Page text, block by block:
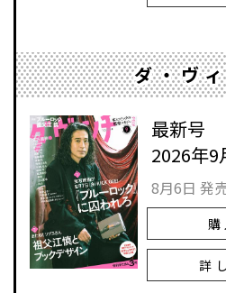
ダ・ヴ
最新号
2026年9
8月6日 発
詳